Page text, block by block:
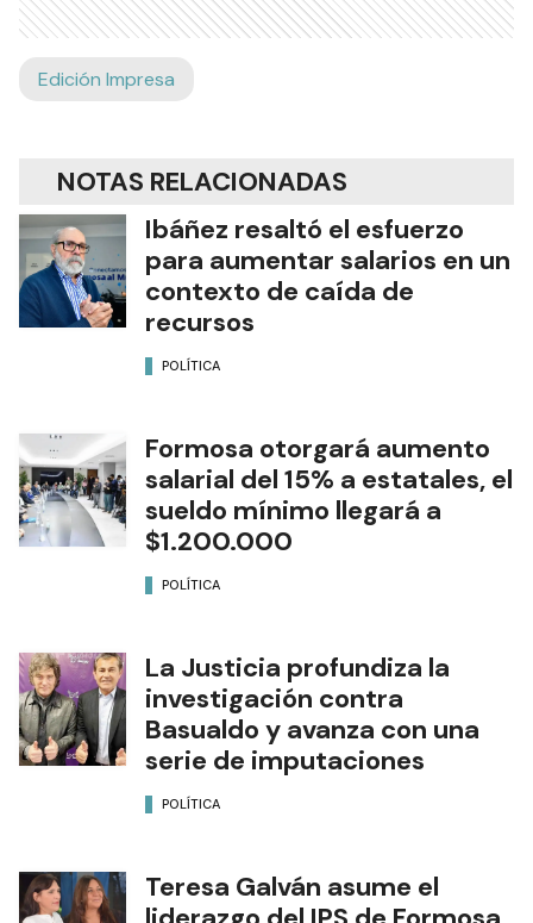
Edición Impresa
NOTAS RELACIONADAS
Ibáñez resaltó el esfuerzo
para aumentar salarios en un
contexto de caída de
recursos
POLÍTICA
Formosa otorgará aumento
salarial del 15% a estatales, el
sueldo mínimo llegará a
$1.200.000
POLÍTICA
La Justicia profundiza la
investigación contra
Basualdo y avanza con una
serie de imputaciones
POLÍTICA
Teresa Galván asume el